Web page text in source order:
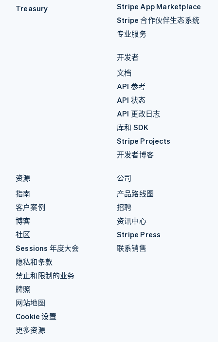
Treasury
Stripe App Marketplace
Stripe 合作伙伴生态系统
专业服务
开发者
文档
API 参考
API 状态
API 更改日志
库和 SDK
Stripe Projects
开发者博客
资源
指南
客户案例
博客
社区
Sessions 年度大会
隐私和条款
禁止和限制的业务
牌照
网站地图
Cookie 设置
更多资源
公司
产品路线图
招聘
资讯中心
Stripe Press
联系销售